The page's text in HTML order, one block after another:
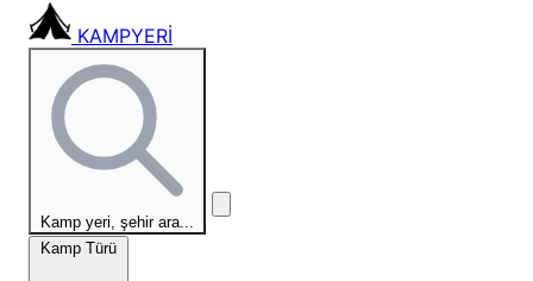
KAMPYERİ
Kamp yeri, şehir ara...
Kamp Türü